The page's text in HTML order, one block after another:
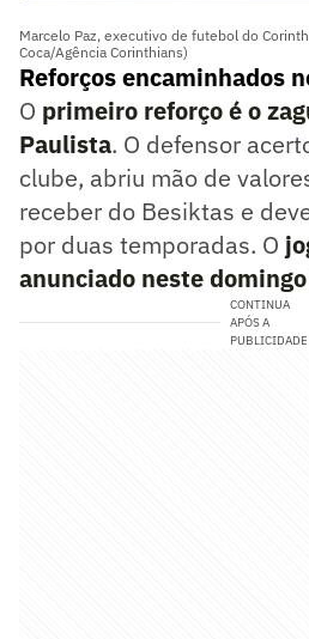
Marcelo Paz, executivo de futebol do
Coca/Agência Corinthians)
Reforços encaminhados
O primeiro reforço é o
Paulista. O defensor
clube, abriu mão de
receber do Besiktas e
por duas temporadas. O
anunciado neste
CONTINUA
APÓS A
PUBLICIDADE